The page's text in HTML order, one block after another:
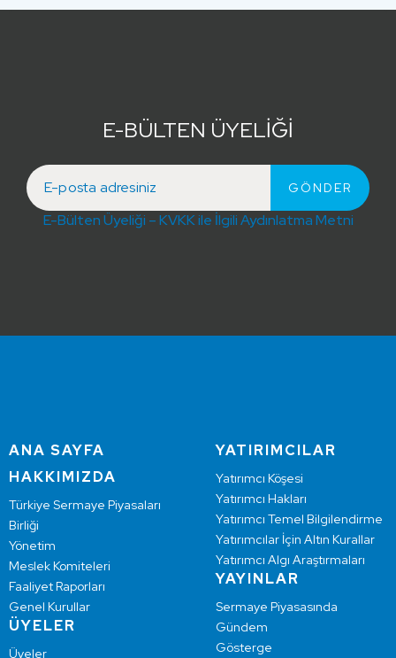
E-BÜLTEN ÜYELİĞİ
E-Bülten Üyeliği – KVKK ile İlgili Aydınlatma Metni
ANA SAYFA
HAKKIMIZDA
Türkiye Sermaye Piyasaları
Birliği
Yönetim
Meslek Komiteleri
Faaliyet Raporları
Genel Kurullar
ÜYELER
Üyeler
YATIRIMCILAR
Yatırımcı Köşesi
Yatırımcı Hakları
Yatırımcı Temel Bilgilendirme
Yatırımcılar İçin Altın Kurallar
Yatırımcı Algı Araştırmaları
YAYINLAR
Sermaye Piyasasında
Gündem
Gösterge